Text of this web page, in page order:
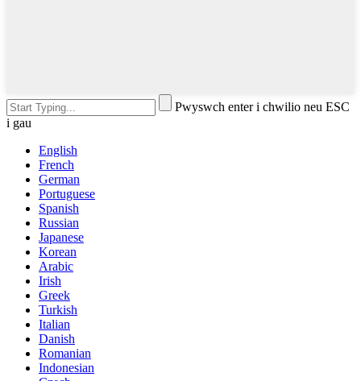
Pwyswch enter i chwilio neu ESC
i gau
English
French
German
Portuguese
Spanish
Russian
Japanese
Korean
Arabic
Irish
Greek
Turkish
Italian
Danish
Romanian
Indonesian